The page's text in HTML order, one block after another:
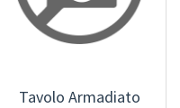
Tavolo Armadiato